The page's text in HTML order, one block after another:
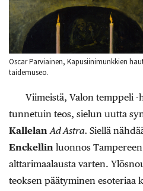
Oscar Parviainen, Kapusiinimunkkien
taidemuseo.
Viimeistä, Valon temppeli
tunnetuin teos, sielun uutta
Kallelan Ad Astra. Siellä
Enckellin luonnos
alttarimaalausta varten.
teoksen päätyminen esoteriaa